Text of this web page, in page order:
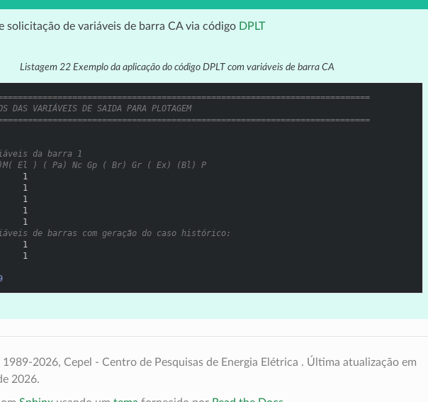
solicitação de variáveis de barra CA via código DPLT
Listagem 22 Exemplo da aplicação do código DPLT com variáveis de barra CA
DAS VARIÁVEIS DE SAIDA PARA PLOTAGEM
da barra 1
El ) ( Pa) Nc Gp ( Br) Gr ( Ex) (Bl) P
1
1
1
1
1
de barras com geração do caso histórico:
1
1
2026, Cepel - Centro de Pesquisas de Energia Elétrica . Última atualização em
2026.